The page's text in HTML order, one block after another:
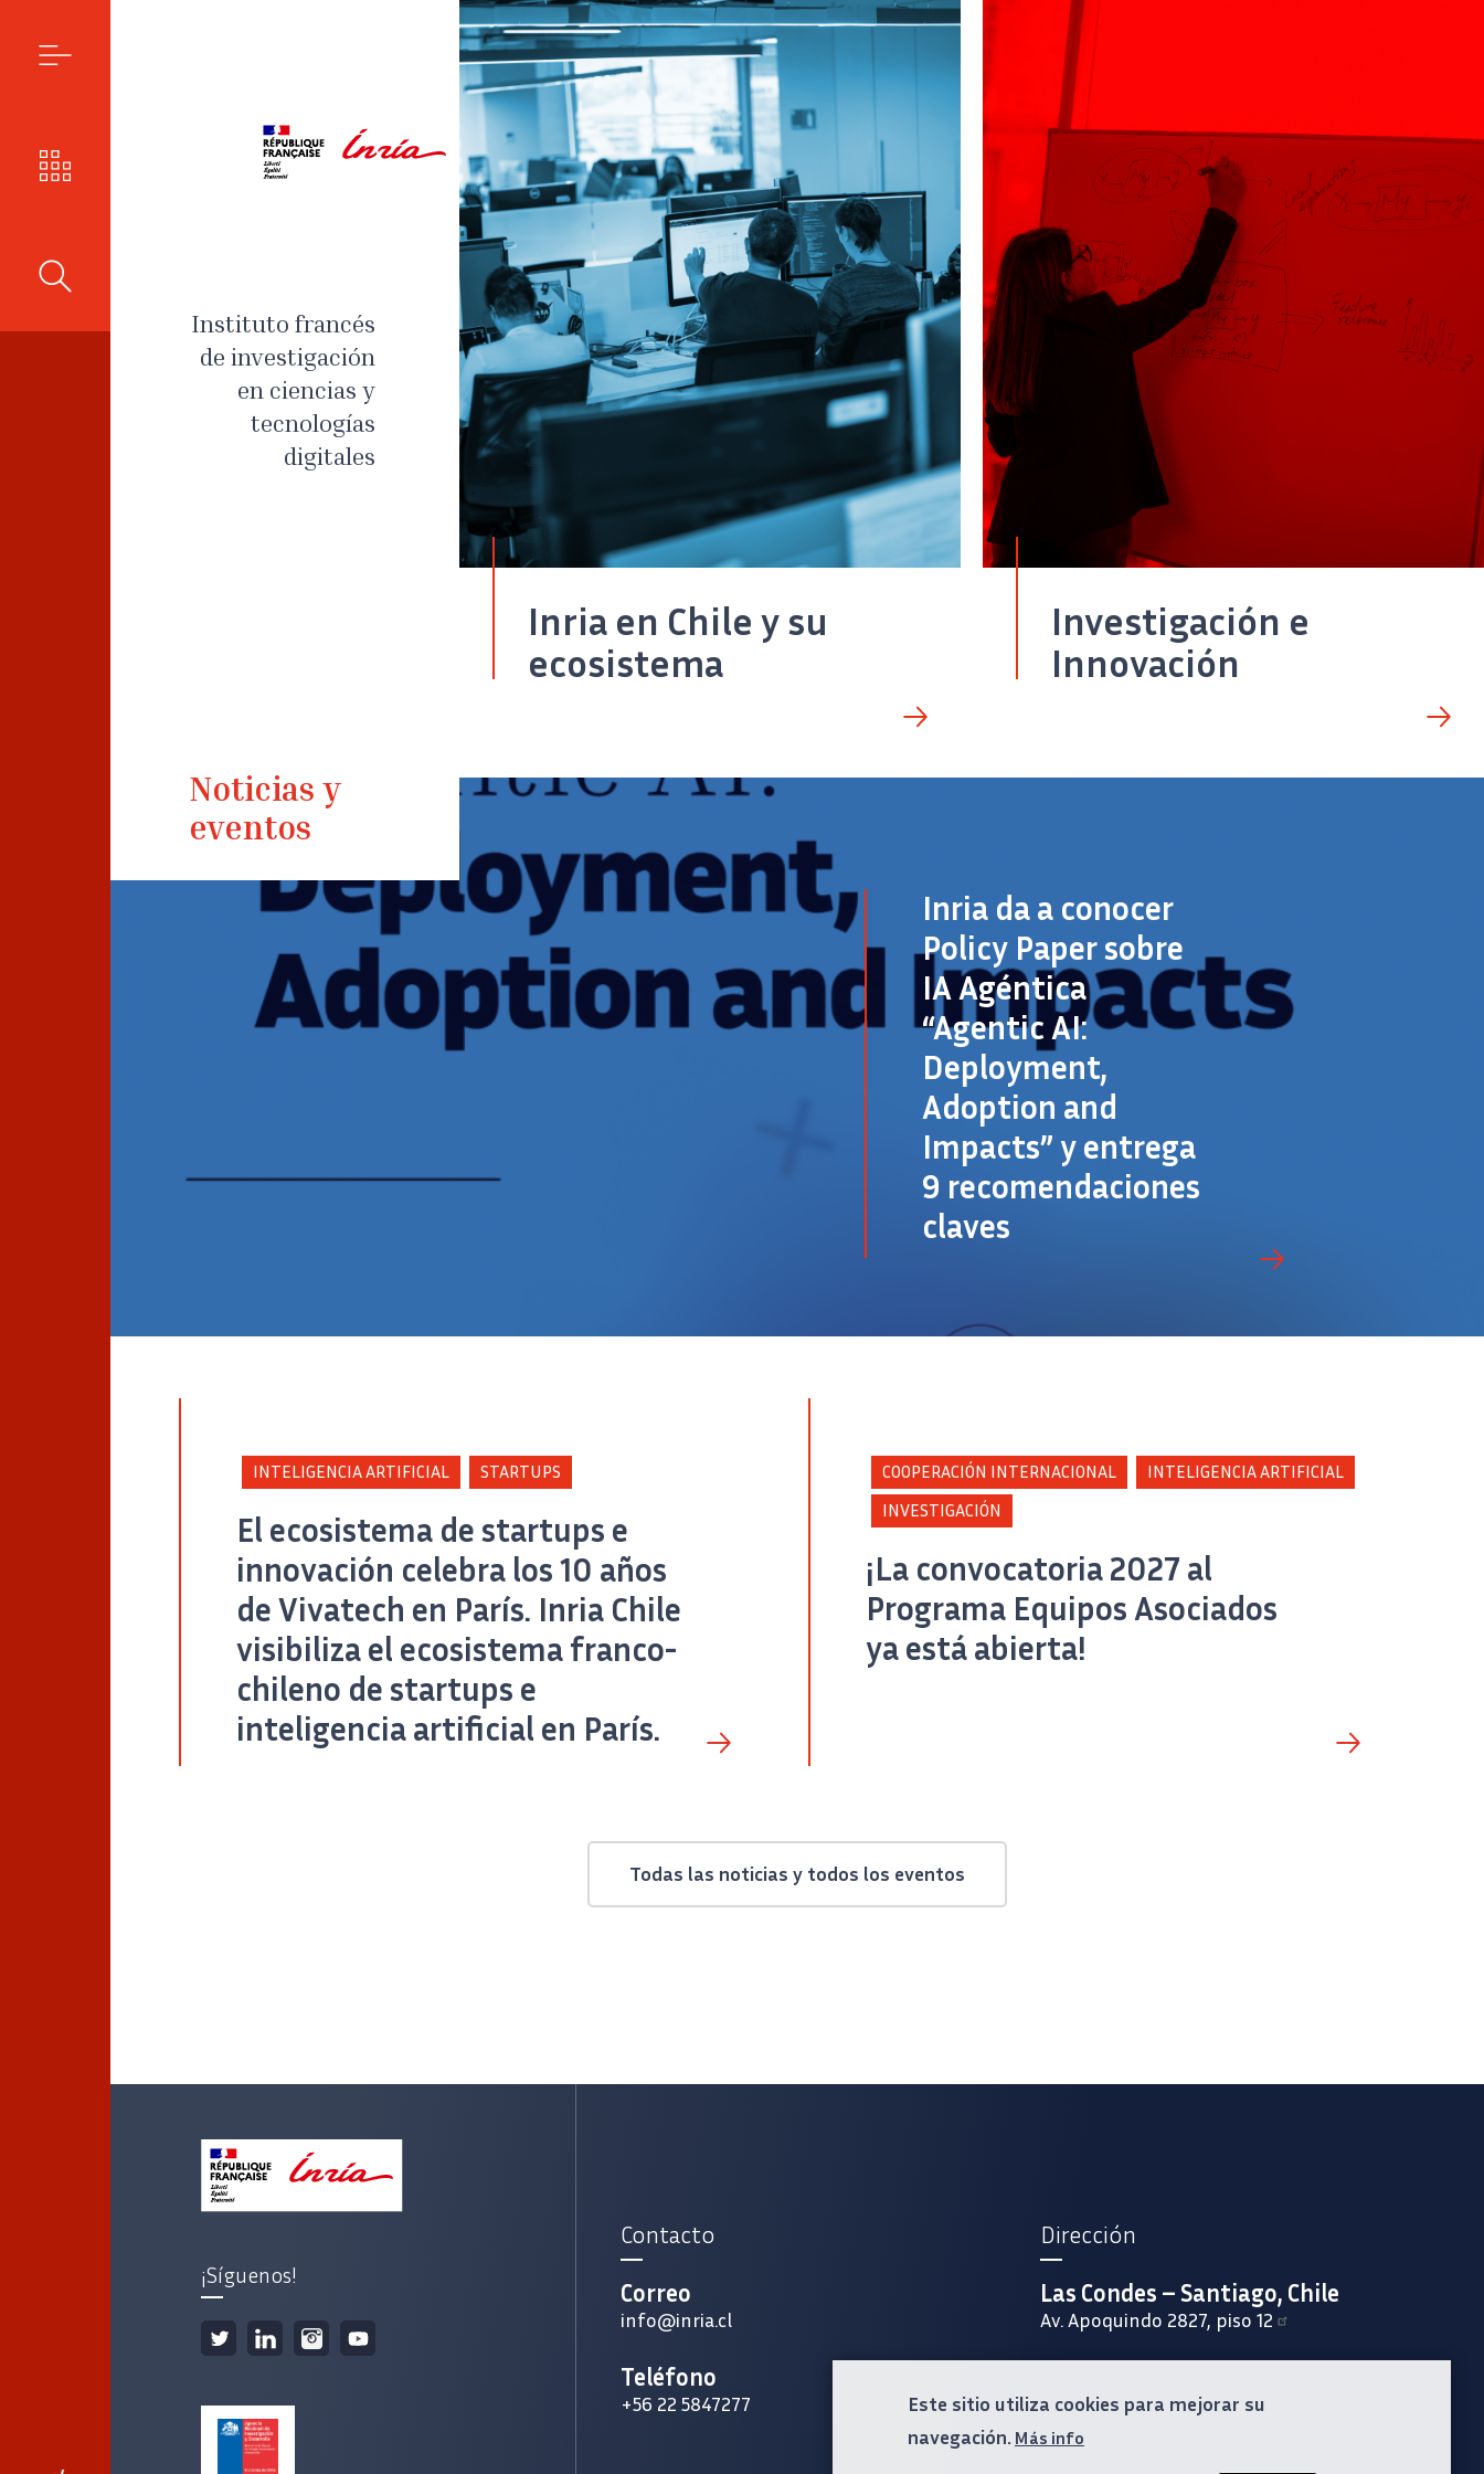
MENÚ
NUESTROS RETOS
BUSCAR
Instituto francés
de investigación
en ciencias y
tecnologías
digitales
Inria en Chile y su
ecosistema
Investigación e
Innovación
Noticias y
eventos
Captura de pantalla de la portada del Policy Paper «Agentic AI: Deployment, Adoption and Impacts» de Inria.
Inria da a conocer
Policy Paper sobre
IA Agéntica
“Agentic AI:
Deployment,
Adoption and
Impacts” y entrega
9 recomendaciones
claves
INTELIGENCIA ARTIFICIAL STARTUPS
El ecosistema de startups e
innovación celebra los 10 años
de Vivatech en París. Inria Chile
visibiliza el ecosistema franco-
chileno de startups e
inteligencia artificial en París.
COOPERACIÓN INTERNACIONAL
INTELIGENCIA ARTIFICIAL
INVESTIGACIÓN
¡La convocatoria 2027 al
Programa Equipos Asociados
ya está abierta!
Todas las noticias y todos los eventos
¡Síguenos!
Contacto
Correo
info@inria.cl
Teléfono
+56 22 5847277
Dirección
Las Condes – Santiago, Chile
Av. Apoquindo 2827, piso 12
Este sitio utiliza cookies para mejorar su
navegación. Más info